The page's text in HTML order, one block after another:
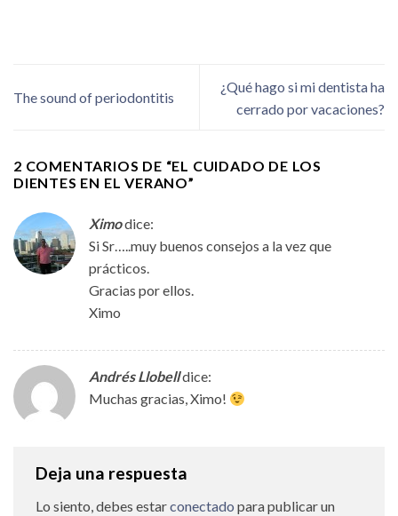
The sound of periodontitis
¿Qué hago si mi dentista ha
cerrado por vacaciones?
2 COMENTARIOS DE “EL CUIDADO DE LOS
DIENTES EN EL VERANO”
Ximodice:
Si Sr…..muy buenos consejos a la vez que
prácticos.
Gracias por ellos.
Ximo
Andrés Llobelldice:
Muchas gracias, Ximo!
Deja una respuesta
Lo siento, debes estarconectado para publicar un